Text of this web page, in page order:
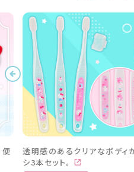
便
透明感のあるクリアなボディ
シ3本セット。